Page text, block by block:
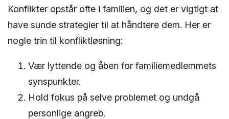
Konflikter opstår ofte i familien, og det er vigtigt at
have sunde strategier til at håndtere dem. Her er
nogle trin til konfliktløsning:
Vær lyttende og åben for familiemedlemmets
synspunkter.
Hold fokus på selve problemet og undgå
personlige angreb.